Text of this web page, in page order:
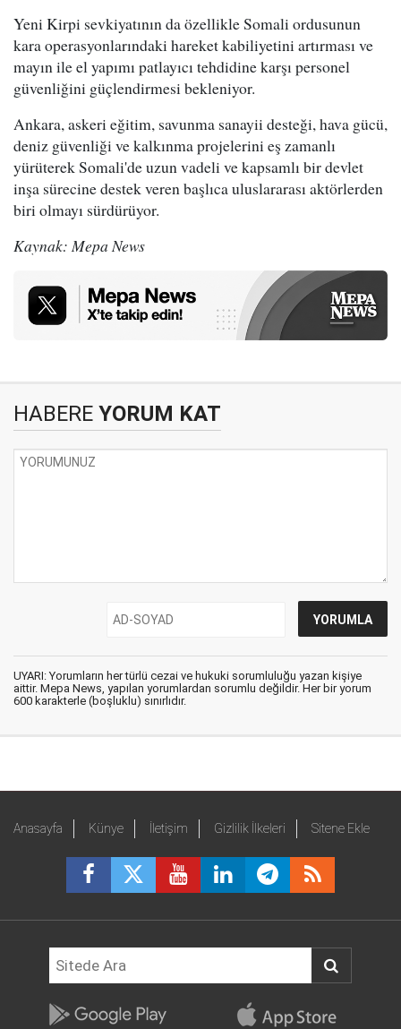
Yeni Kirpi sevkiyatının da özellikle Somali ordusunun
kara operasyonlarındaki hareket kabiliyetini artırması ve
mayın ile el yapımı patlayıcı tehdidine karşı personel
güvenliğini güçlendirmesi bekleniyor.
Ankara, askeri eğitim, savunma sanayii desteği, hava gücü,
deniz güvenliği ve kalkınma projelerini eş zamanlı
yürüterek Somali'de uzun vadeli ve kapsamlı bir devlet
inşa sürecine destek veren başlıca uluslararası aktörlerden
biri olmayı sürdürüyor.
Kaynak: Mepa News
HABERE YORUM KAT
UYARI: Yorumların her türlü cezai ve hukuki sorumluluğu yazan kişiye
aittir. Mepa News, yapılan yorumlardan sorumlu değildir. Her bir yorum
600 karakterle (boşluklu) sınırlıdır.
Anasayfa Künye İletişim Gizlilik İlkeleri Sitene Ekle